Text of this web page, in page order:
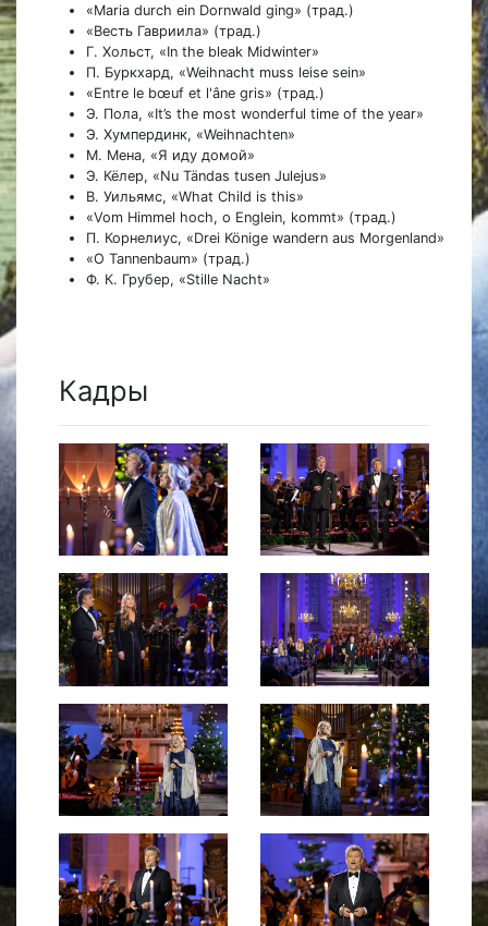
«Maria durch ein Dornwald ging» (трад.)
«Весть Гавриила» (трад.)
Г. Хольст, «In the bleak Midwinter»
П. Буркхард, «Weihnacht muss leise sein»
«Entre le bœuf et l'âne gris» (трад.)
Э. Пола, «It’s the most wonderful time of the year»
Э. Хумпердинк, «Weihnachten»
М. Мена, «Я иду домой»
Э. Кёлер, «Nu Tändas tusen Julejus»
В. Уильямс, «What Сhild is this»
«Vom Himmel hoch, o Englein, kommt» (трад.)
П. Корнелиус, «Drei Könige wandern aus Morgenland»
«O Tannenbaum» (трад.)
Ф. К. Грубер, «Stille Nacht»
Кадры